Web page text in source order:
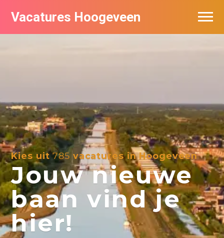
Vacatures Hoogeveen
Kies uit785 vacatures in Hoogeveen
Jouw nieuwe
baan vind je
hier!
Vacatures per bedrijf